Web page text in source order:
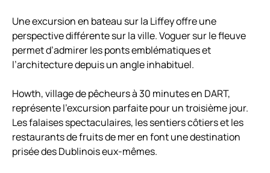
Une excursion en bateau sur la Liffey offre une
perspective différente sur la ville. Voguer sur le fleuve
permet d’admirer les ponts emblématiques et
l’architecture depuis un angle inhabituel.
Howth, village de pêcheurs à 30 minutes en DART,
représente l’excursion parfaite pour un troisième jour.
Les falaises spectaculaires, les sentiers côtiers et les
restaurants de fruits de mer en font une destination
prisée des Dublinois eux-mêmes.